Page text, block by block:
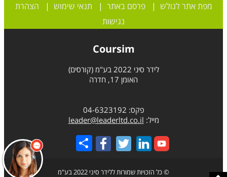
מפת אתר לגולש |פרסם באתר | תנאי שימוש | הצהרת
נגישות
Coursim
לידר סיני 2022 בע"מ (קורסים)
האומן 17, חדרה
פקס: 04-6323192
מייל: leader@leaderltd.co.il
Share
© כל הזכויות שמורות ללידר סיני 2022 בע"מ